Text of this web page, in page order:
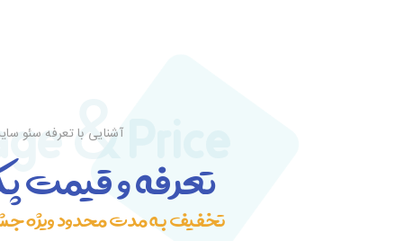
& Priceآشنایی با تعرفه سئو
تعرفه و قیمت
تخفیف به مدت محدود ویژه